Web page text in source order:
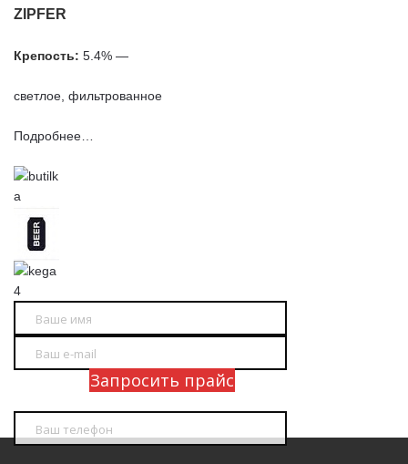
ZIPFER
Крепость: 5.4% —
светлое, фильтрованное
Подробнее…
Запросить прайс